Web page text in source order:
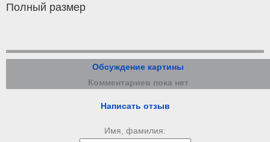
Полный размер
Обсуждение картины
Комментариев пока нет
Написать отзыв
Имя, фамилия: